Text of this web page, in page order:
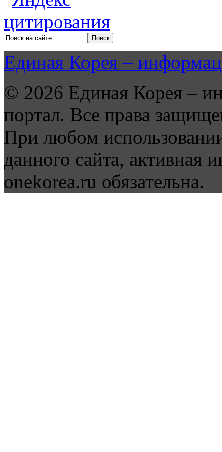
Единая Корея –
© 2026 Единая Корея –
портал. Все права
При любом
данного сайта, активная
onekorea.ru обязательна.